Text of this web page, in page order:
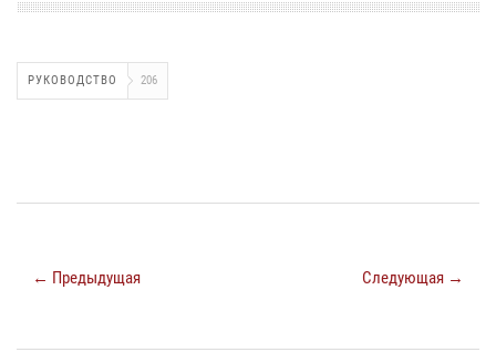
РУКОВОДСТВО 206
← Предыдущая Следующая →